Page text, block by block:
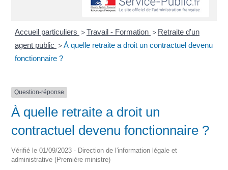
Accueil particuliers >Travail - Formation > Retraite d'un
agent public >À quelle retraite a droit un contractuel devenu
fonctionnaire ?
Question-réponse
À quelle retraite a droit un
contractuel devenu fonctionnaire ?
Vérifié le 01/09/2023 - Direction de l'information légale et
administrative (Première ministre)